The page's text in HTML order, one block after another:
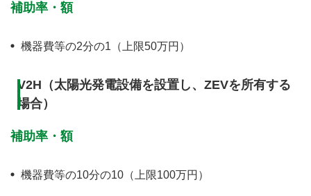
補助率・額
機器費等の2分の1（上限50万円）
V2H（太陽光発電設備を設置し、ZEVを所有する
場合）
補助率・額
機器費等の10分の10（上限100万円）